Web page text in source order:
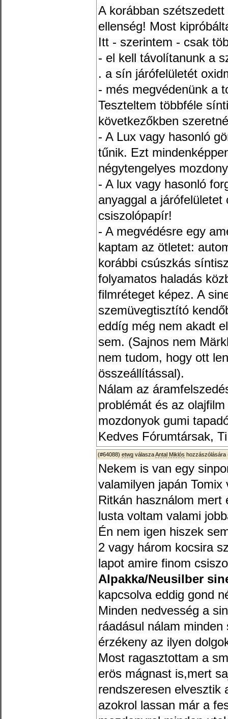
A korábban
ellenség! Most
Itt - szerintem - csak
- el kell távolítanunk a
. a sín járófelületét
- més megvédenünk a
Teszteltem többféle
következőkben
- A Lux vagy hasonló
tűnik. Ezt
négytengelyes
- A lux vagy hasonló
anyaggal a
csiszolópapír!
- A megvédésre egy
kaptam az ötletet:
korábbi csúszkás
folyamatos haladás
filmréteget képez. A
szemüvegtisztító
eddíg még nem akadt
sem. (Sajnos nem
nem tudom, hogy ott
összeállítással).
Nálam az
problémát és az
mozdonyok gumi
Kedves Fórumtársak,
(#64088) etwg válaszaAntal Miklós hozzászólására
Nekem is van egy
valamilyen japán
Ritkán használom
lusta voltam valami
Én nem igen hiszek
2 vagy három kocsira
lapot amire finom
Alpakka/Neusilber
kapcsolva eddig gond
Minden nedvesség a
ráadásul nálam
érzékeny az ilyen
Most ragasztottam a
erös mágnast is,mert
rendszeresen elvesztik
azokrol lassan már a